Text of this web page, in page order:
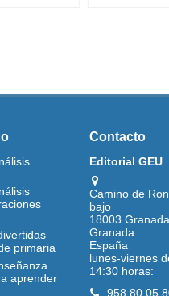
primaria
aprender
Contacto
Editorial GEU
Camino de
bajo
18003 Granada
Granada
España
lunes-viernes
14:30 horas:
958 80 05